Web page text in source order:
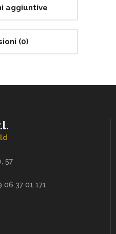
aggiuntive
(0)
57
06 37 01 171